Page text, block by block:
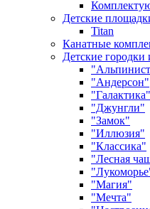
Детские
Titan
Канатные
Детские городки
"Андерсон"
"Галактика"
"Джунгли"
"Замок"
"Иллюзия"
"Классика"
"Лесная
"Магия"
"Мечта"